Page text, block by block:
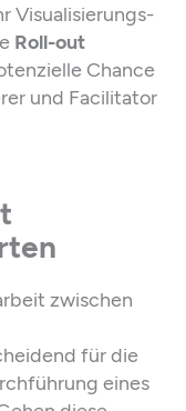
Visualisierungs-
Roll-out
Chance
und Facilitator
zwischen
für die
eines